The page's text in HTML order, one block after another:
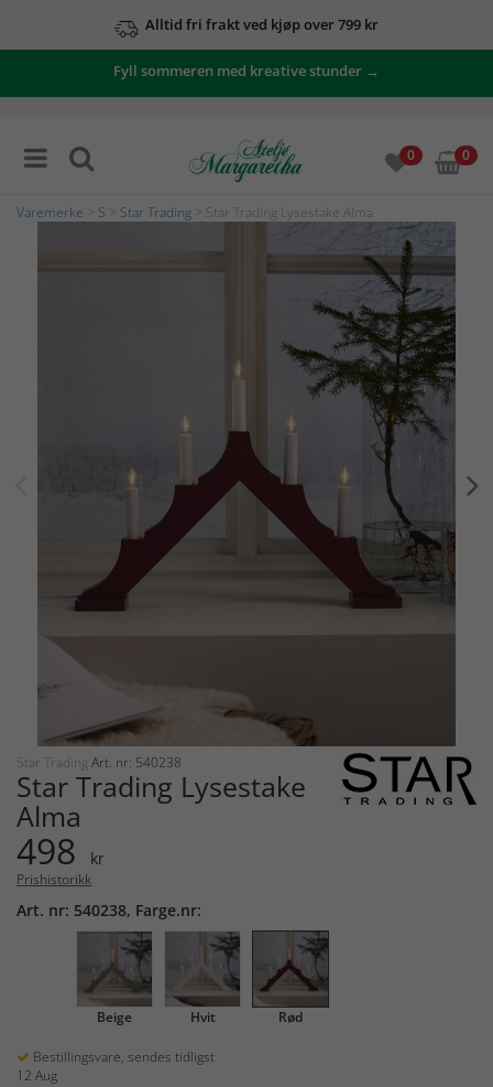
Alltid fri frakt ved kjøp over 799 kr
Fyll sommeren med kreative stunder →
0 0
Varemerke S Star Trading > Star Trading Lysestake Alma
Star Trading Art. nr: 540238
Star Trading Lysestake
Alma
498 kr
Prishistorikk
Art. nr: 540238, Farge.nr:
Beige Hvit Rød
Bestillingsvare, sendes tidligst
12 Aug